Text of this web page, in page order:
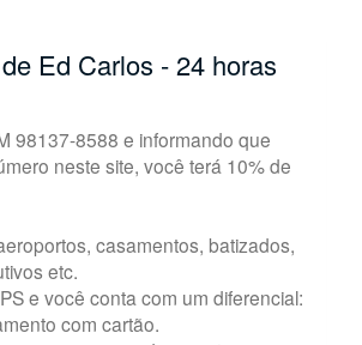
Ed Carlos - 24 horas
98137-8588 e informando que
neste site, você terá 10% de
casamentos, batizados,
etc.
e você conta com um diferencial:
com cartão.